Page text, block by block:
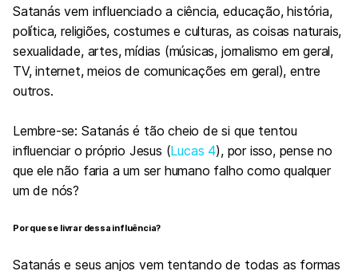
Satanás vem influenciado a ciência, educação, história,
política, religiões, costumes e culturas, as coisas naturais,
sexualidade, artes, mídias (músicas, jornalismo em geral,
TV, internet, meios de comunicações em geral), entre
outros.
Lembre-se: Satanás é tão cheio de si que tentou
influenciar o próprio Jesus (Lucas 4), por isso, pense no
que ele não faria a um ser humano falho como qualquer
um de nós?
Por que se livrar dessa influência?
Satanás e seus anjos vem tentando de todas as formas